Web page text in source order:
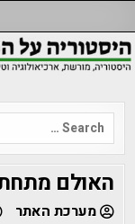
to
content
Search
for:
האולם
מערכת האתר